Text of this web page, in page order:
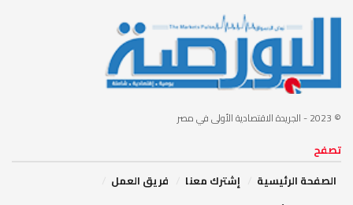
© 2023 - الجريدة الاقتصادية الأولى في مصر
تصفح
الصفحة الرئيسية
إشترك معنا
فريق العمل